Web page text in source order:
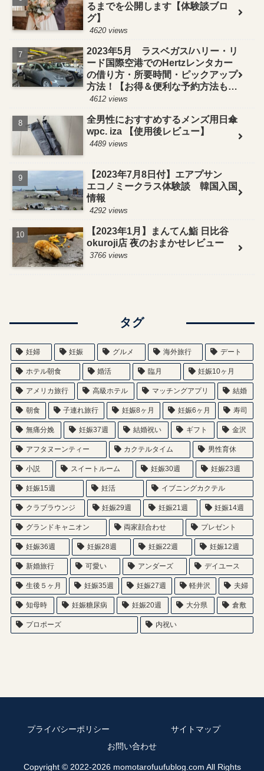
るまでを公開します【体験談ブロ
グ】
4620 views
2023年5月 ラスベガス/ハリー・リ
ード国際空港でのHertzレンタカー
の借り方・所要時間・ピックアップ
方法！【お得＆便利な予約方法も紹
介】
4612 views
全男性におすすめするメンズ用日傘
wpc. iza 【使用後レビュー】
4489 views
【2023年7月8日付】エアプサン
エコノミークラス体験談 韓国入国
情報
4292 views
【2023年1月】まんてん鮨 日比谷
okuroji店 夜のおまかせレビュー
3766 views
タグ
妊婦 妊娠 グルメ 海外旅行 デート
ホテル朝食 婚活 臨月 妊娠10ヶ月
アメリカ旅行 高級ホテル マッチングアプリ 結婚
朝食 子連れ旅行 妊娠8ヶ月 妊娠6ヶ月 寿司
無痛分娩 妊娠37週 結婚祝い ギフト 金沢
アフタヌーンティー カクテルタイム 男性育休
小説 スイートルーム 妊娠30週 妊娠23週
妊娠15週 妊活 イブニングカクテル
クラブラウンジ 妊娠29週 妊娠21週 妊娠14週
グランドキャニオン 両家顔合わせ プレゼント
妊娠36週 妊娠28週 妊娠22週 妊娠12週
新婚旅行 可愛い アンダーズ デイユース
生後５ヶ月 妊娠35週 妊娠27週 軽井沢 夫婦
知母時 妊娠糖尿病 妊娠20週 大分県 倉敷
プロポーズ 内祝い
プライバシーポリシー
サイトマップ
お問い合わせ
Copyright © 2022-2026 momotarofuufublog.com All Rights